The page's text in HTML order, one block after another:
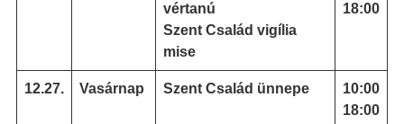
vértanú
Szent Család vigília
mise
18:00
12.27. Vasárnap Szent Család ünnepe
10:00
18:00